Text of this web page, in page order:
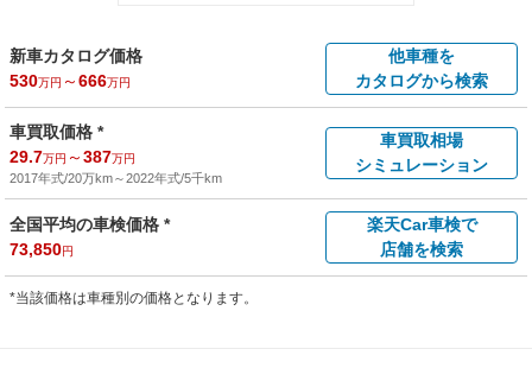
新車カタログ価格
530万円 ～666万円
他車種を
カタログから検索
車買取価格 *
29.7万円 ～387万円
2017年式/20万km～2022年式/5千km
車買取相場
シミュレーション
全国平均の車検価格 *
73,850円
楽天Car車検で
店舗を検索
*当該価格は車種別の価格となります。